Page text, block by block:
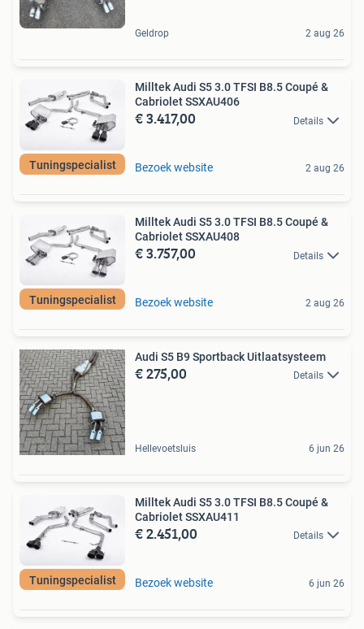
Geldrop 2 aug 26
Tuningspecialist
Milltek Audi S5 3.0 TFSI B8.5 Coupé &
Cabriolet SSXAU406
€ 3.417,00 Details
Bezoek website 2 aug 26
Tuningspecialist
Milltek Audi S5 3.0 TFSI B8.5 Coupé &
Cabriolet SSXAU408
€ 3.757,00 Details
Bezoek website 2 aug 26
Audi S5 B9 Sportback Uitlaatsysteem
€ 275,00 Details
Hellevoetsluis 6 jun 26
Tuningspecialist
Milltek Audi S5 3.0 TFSI B8.5 Coupé &
Cabriolet SSXAU411
€ 2.451,00 Details
Bezoek website 6 jun 26